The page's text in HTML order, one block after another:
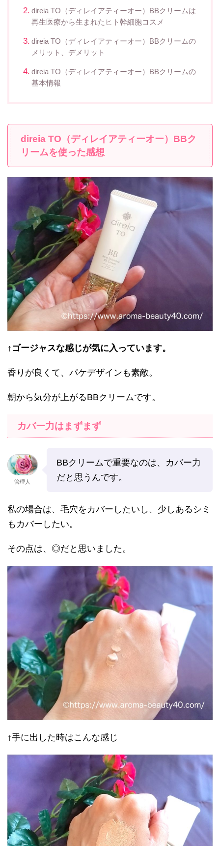
direia TO（ディレイアティーオー）BBクリームは
再生医療から生まれたヒト幹細胞コスメ
direia TO（ディレイアティーオー）BBクリームの
メリット、デメリット
direia TO（ディレイアティーオー）BBクリームの
基本情報
direia TO（ディレイアティーオー）BBク
リームを使った感想
↑ゴージャスな感じが気に入っています。
香りが良くて、パケデザインも素敵。
朝から気分が上がるBBクリームです。
カバー力はまずまず
管理人
BBクリームで重要なのは、カバー力
だと思うんです。
私の場合は、毛穴をカバーしたいし、少しあるシミ
もカバーしたい。
その点は、◎だと思いました。
↑手に出した時はこんな感じ